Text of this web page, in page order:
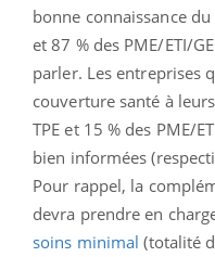
bonne connaissance du
et 87 % des PME/ETI/
parler. Les entreprises
couverture santé à
TPE et 15 % des PME/
bien informées
Pour rappel, la
devra prendre en
soins minimal (totalité